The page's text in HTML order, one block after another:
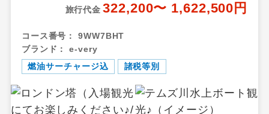
旅行代金 322,200〜 1,622,500円
コース番号：
9WW7BHT
ブランド：
e-very
燃油サーチャージ込
諸税等別